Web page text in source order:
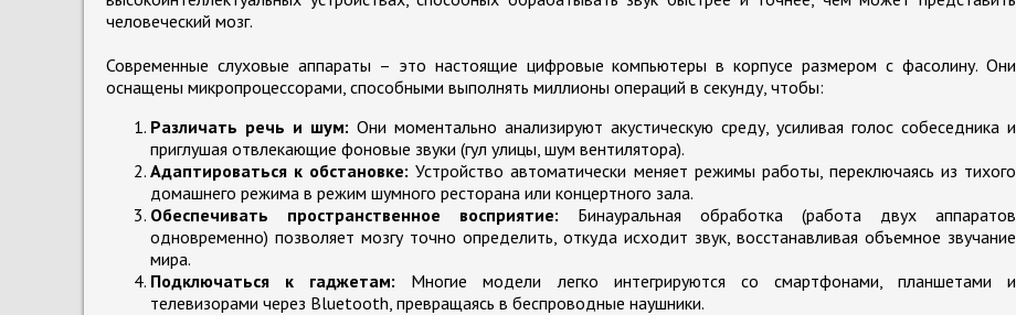
человеческий мозг.
Современные слуховые аппараты – это настоящие цифровые компьютеры в корпусе размером с фасолину. Они
оснащены микропроцессорами, способными выполнять миллионы операций в секунду, чтобы:
Различать речь и шум: Они моментально анализируют акустическую среду, усиливая голос собеседника и
приглушая отвлекающие фоновые звуки (гул улицы, шум вентилятора).
Адаптироваться к обстановке: Устройство автоматически меняет режимы работы, переключаясь из тихого
домашнего режима в режим шумного ресторана или концертного зала.
Обеспечивать пространственное восприятие: Бинауральная обработка (работа двух аппаратов
одновременно) позволяет мозгу точно определить, откуда исходит звук, восстанавливая объемное звучание
мира.
Подключаться к гаджетам: Многие модели легко интегрируются со смартфонами, планшетами и
телевизорами через Bluetooth, превращаясь в беспроводные наушники.